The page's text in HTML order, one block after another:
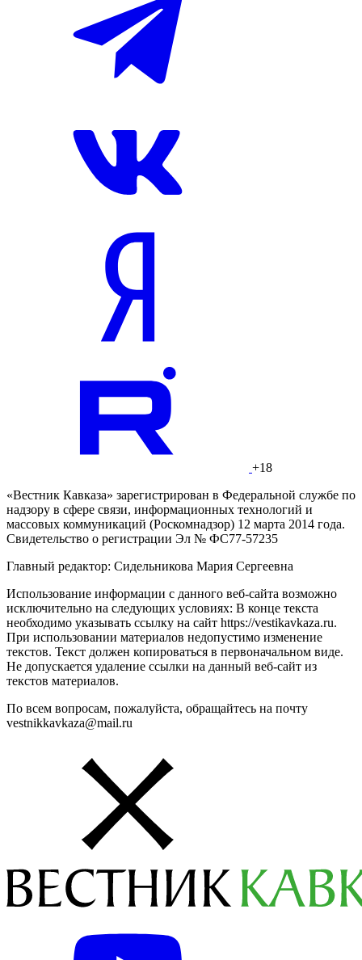
+18
«Вестник Кавказа» зарегистрирован в Федеральной службе по
надзору в сфере связи, информационных технологий и
массовых коммуникаций (Роскомнадзор) 12 марта 2014 года.
Свидетельство о регистрации Эл № ФС77-57235
Главный редактор: Сидельникова Мария Сергеевна
Использование информации с данного веб-сайта возможно
исключительно на следующих условиях: В конце текста
необходимо указывать ссылку на сайт https://vestikavkaza.ru.
При использовании материалов недопустимо изменение
текстов. Текст должен копироваться в первоначальном виде.
Не допускается удаление ссылки на данный веб-сайт из
текстов материалов.
По всем вопросам, пожалуйста, обращайтесь на почту
vestnikkavkaza@mail.ru